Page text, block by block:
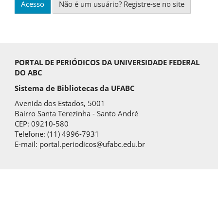
Acesso Não é um usuário? Registre-se no site
PORTAL DE PERIÓDICOS DA UNIVERSIDADE FEDERAL
DO ABC
Sistema de Bibliotecas da UFABC
Avenida dos Estados, 5001
Bairro Santa Terezinha - Santo André
CEP: 09210-580
Telefone: (11) 4996-7931
E-mail: portal.periodicos@ufabc.edu.br